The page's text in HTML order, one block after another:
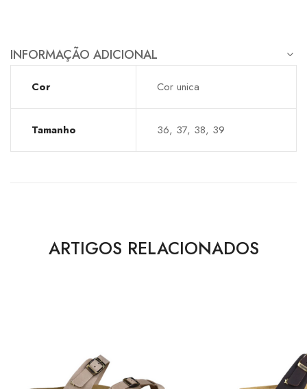
INFORMAÇÃO ADICIONAL
Cor Cor unica
Tamanho 36, 37, 38, 39
ARTIGOS RELACIONADOS